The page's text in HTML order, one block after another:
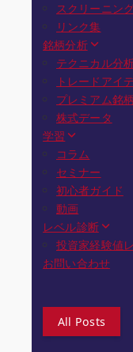
スクリーニン
リンク集
銘柄分析
テクニカル分
トレードアイ
プレミアム銘柄
株式データ
学習
コラム
セミナー
初心者ガイド
動画
レベル診断
投資家経験値
お問い合わせ
All Posts